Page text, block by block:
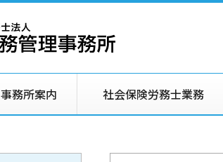
事務所案内 社会保険労務士業務